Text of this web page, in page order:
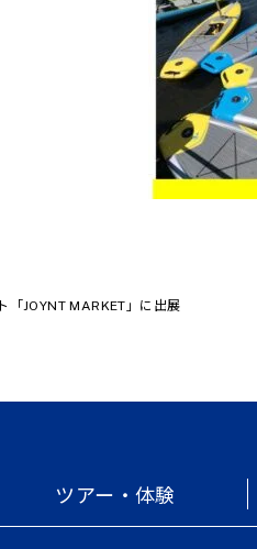
「JOYNT MARKET」に出展
ツアー・体験